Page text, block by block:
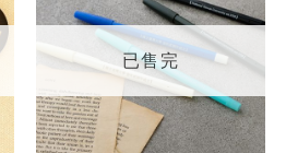
「願
望輕
已售完